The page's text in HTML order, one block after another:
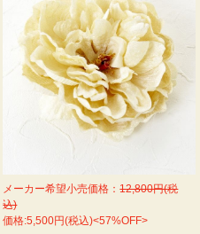
メーカー希望小売価格：12,800円(税
込)
価格:5,500円(税込)<57%OFF>